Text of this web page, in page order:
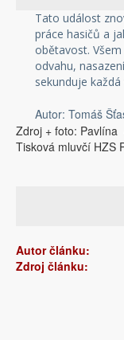
Tato událost
práce hasičů a
obětavost.
odvahu,
sekunduje
Autor: Tomáš
Zdroj + foto: Pavlína
Tisková mluvčí HZS
Autor článku:
Zdroj článku: